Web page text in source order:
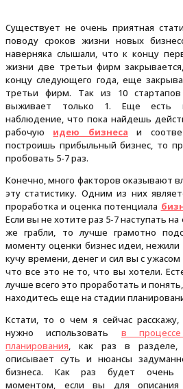
Существует не очень приятная
поводу сроков жизни новых
наверняка слышали, что к концу
жизни две третьи фирм
концу следующего года, еще
третьи фирм. Так из 10 стартапов
выживает только 1. Еще есть
наблюдение, что пока найдешь
рабочую идею бизнеса и
построишь прибыльный бизнес, то
пробовать 5-7 раз.
Конечно, много факторов оказывают
эту статистику. Одним из них
проработка и оценка потенциала
Если вы не хотите раз 5-7 наступать
же грабли, то лучше грамотно
моменту оценки бизнес идеи, нежили
кучу времени, денег и сил вы с
что все это не то, что вы хотели.
лучше всего это проработать и
находитесь еще на стадии
Кстати, то о чем я сейчас
нужно использовать в
планирования, как раз в разделе,
описывает суть и нюансы
бизнеса. Как раз будет очень
моментом, если вы для описания